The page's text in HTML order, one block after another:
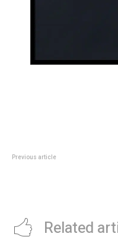
Previous article
Related